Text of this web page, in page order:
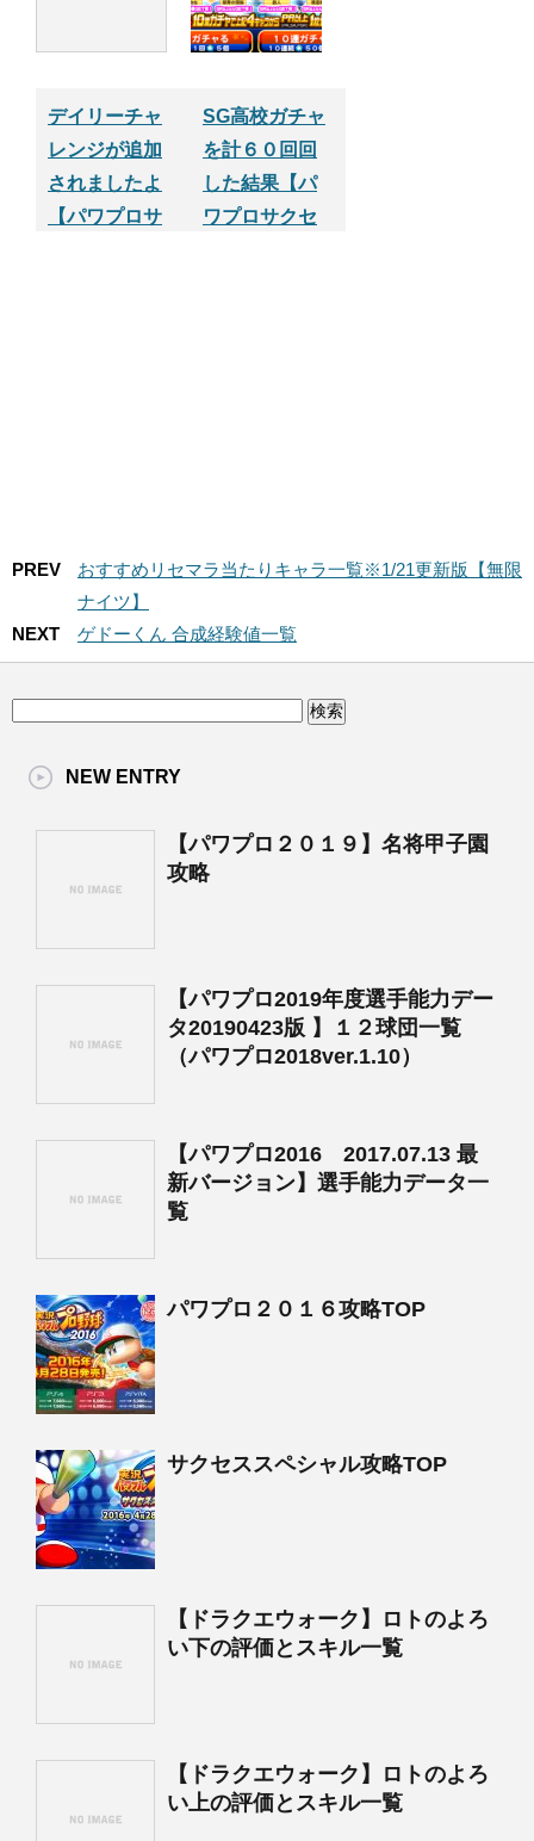
デイリーチャ
レンジが追加
されましたよ
【パワプロサ
SG高校ガチャ
を計６０回回
した結果【パ
ワプロサクセ
PREV
おすすめリセマラ当たりキャラ一覧※1/21更新版【無限
ナイツ】
NEXT
ゲドーくん 合成経験値一覧
NEW ENTRY
【パワプロ２０１９】名将甲子園
攻略
【パワプロ2019年度選手能力デー
タ20190423版 】１２球団一覧
（パワプロ2018ver.1.10）
【パワプロ2016 2017.07.13 最
新バージョン】選手能力データ一
覧
パワプロ２０１６攻略TOP
サクセススペシャル攻略TOP
【ドラクエウォーク】ロトのよろ
い下の評価とスキル一覧
【ドラクエウォーク】ロトのよろ
い上の評価とスキル一覧